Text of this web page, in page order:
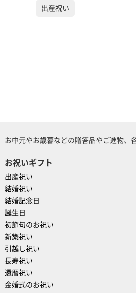
出産祝い
お中元やお歳暮などの贈答品やご進物、
お祝いギフト
出産祝い
結婚祝い
結婚記念日
誕生日
初節句のお祝い
新築祝い
引越し祝い
長寿祝い
還暦祝い
金婚式のお祝い